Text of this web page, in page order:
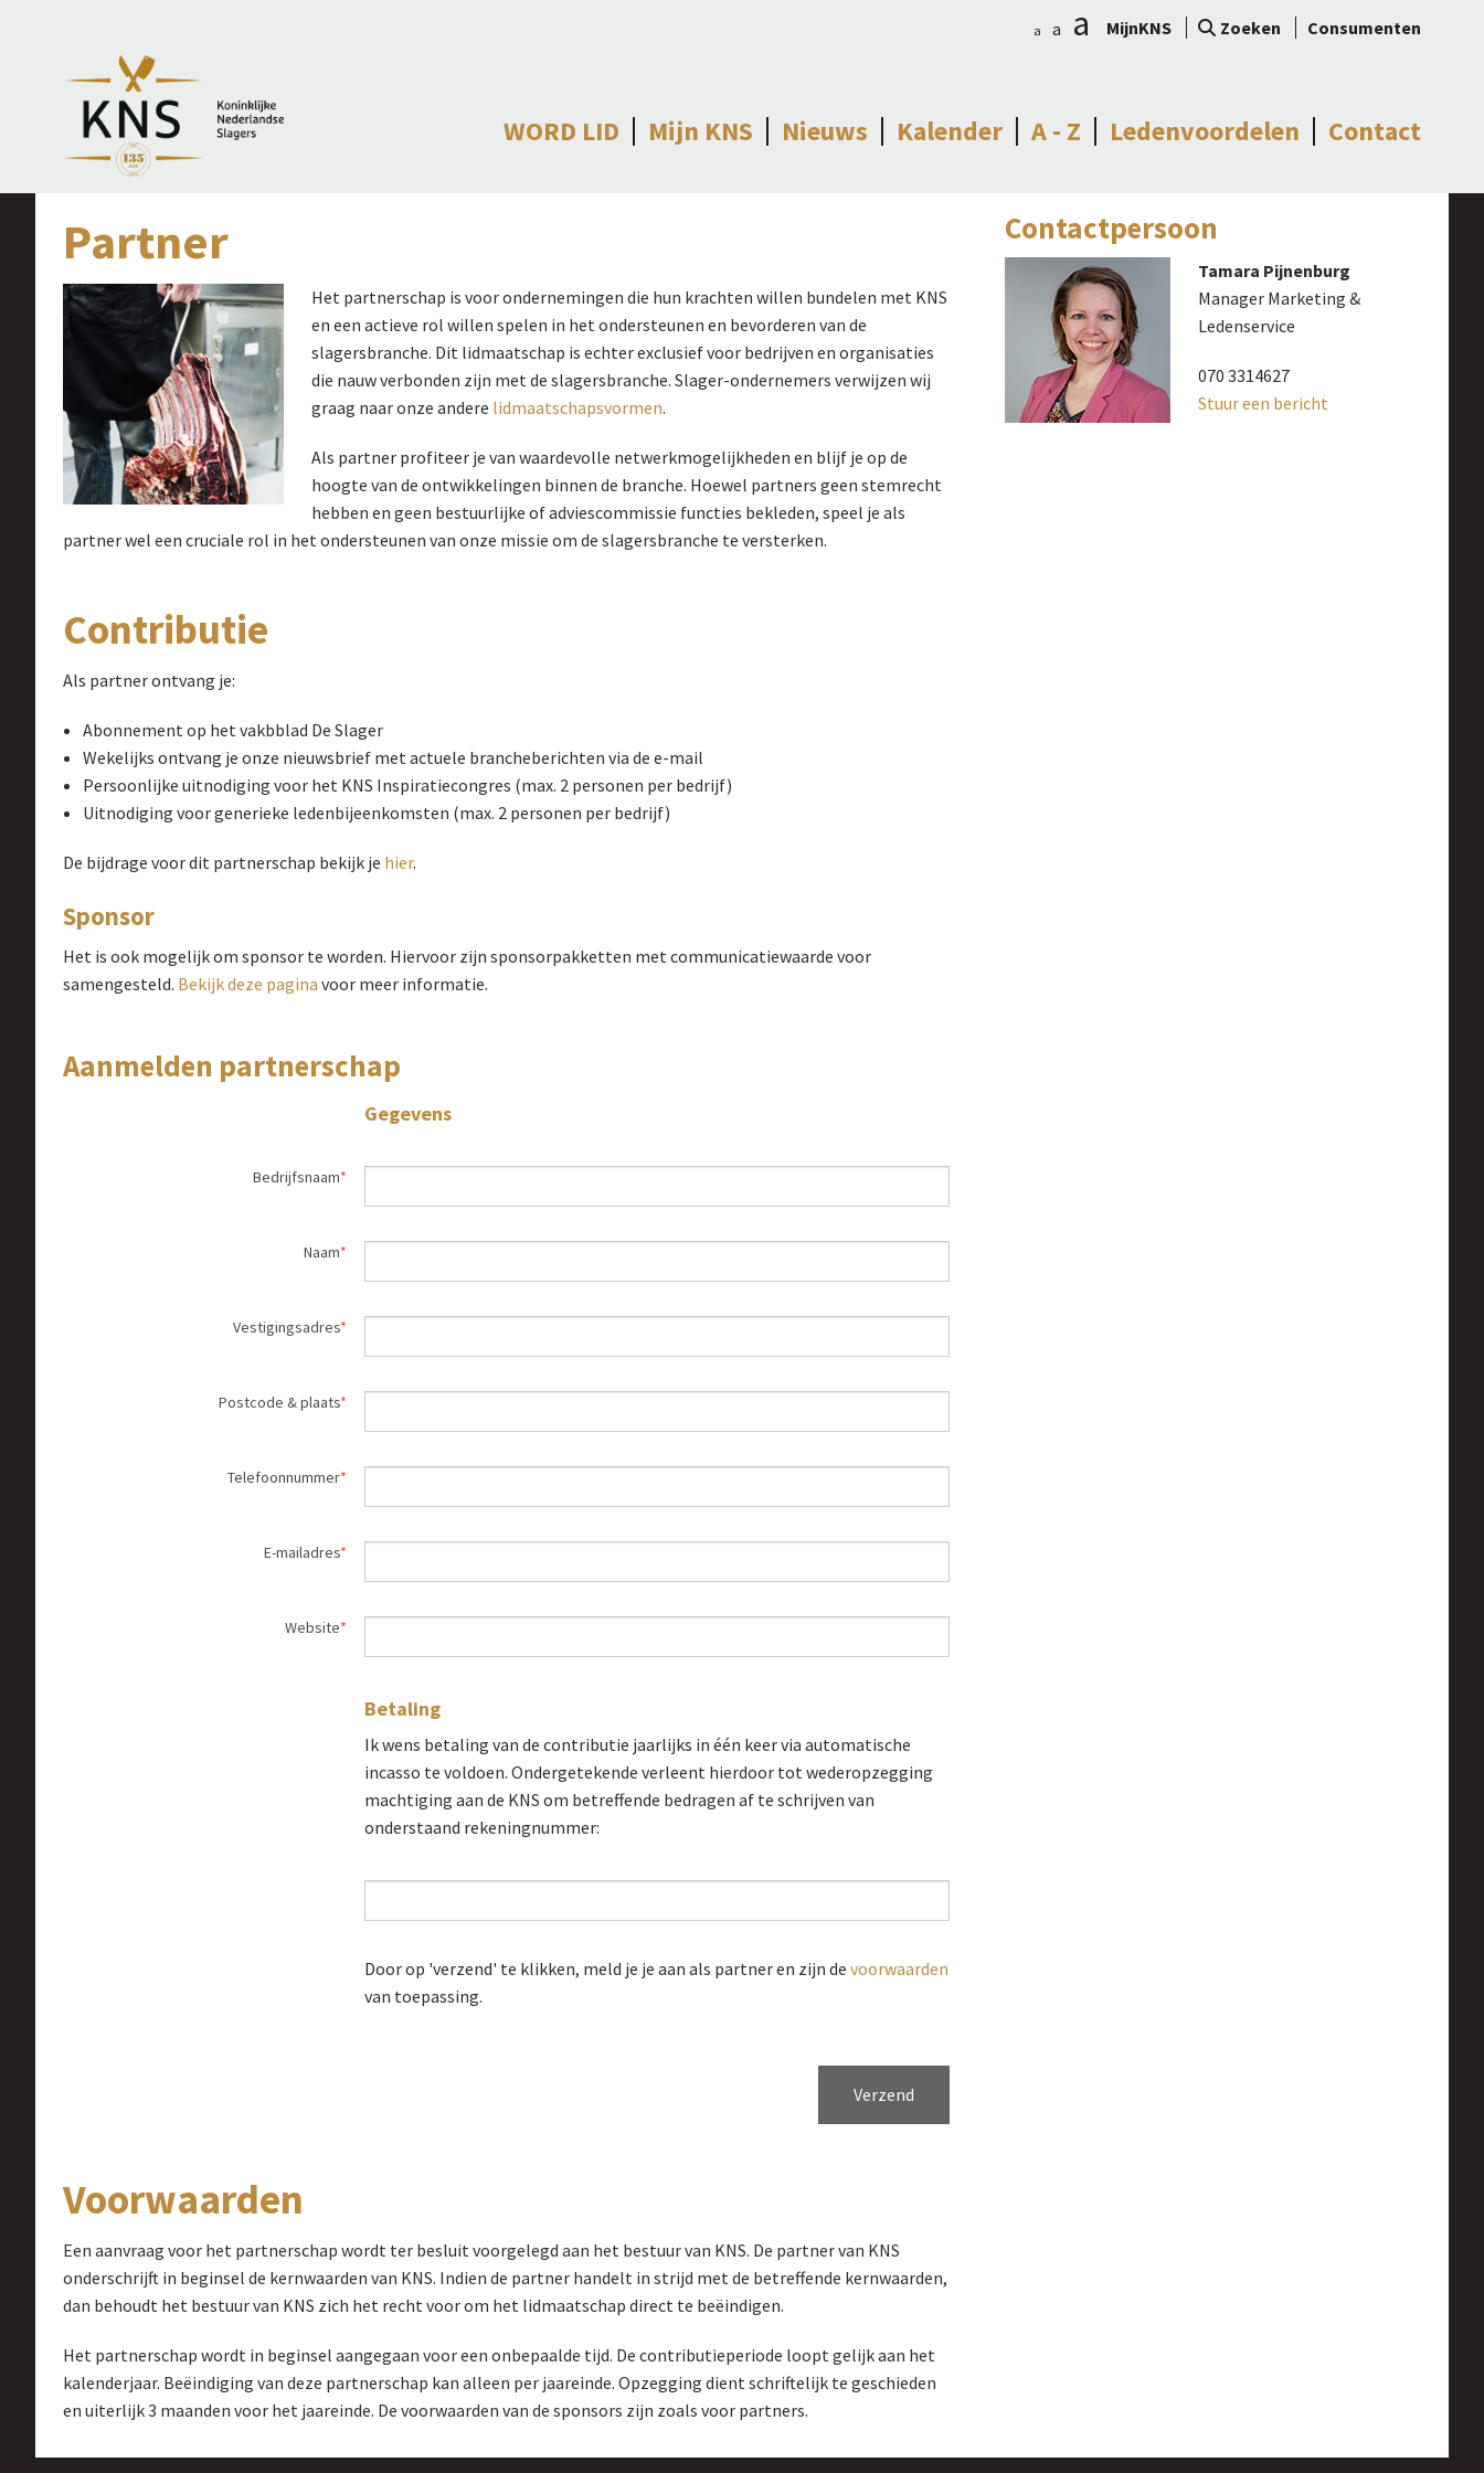
a a a MijnKNS Zoeken Consumenten
WORD LID Mijn KNS Nieuws Kalender A - Z Ledenvoordelen Contact
Partner
Het partnerschap is voor ondernemingen die hun krachten willen bundelen met KNS
en een actieve rol willen spelen in het ondersteunen en bevorderen van de
slagersbranche. Dit lidmaatschap is echter exclusief voor bedrijven en organisaties
die nauw verbonden zijn met de slagersbranche. Slager-ondernemers verwijzen wij
graag naar onze andere lidmaatschapsvormen.
Als partner profiteer je van waardevolle netwerkmogelijkheden en blijf je op de
hoogte van de ontwikkelingen binnen de branche. Hoewel partners geen stemrecht
hebben en geen bestuurlijke of adviescommissie functies bekleden, speel je als
partner wel een cruciale rol in het ondersteunen van onze missie om de slagersbranche te versterken.
Contributie
Als partner ontvang je:
Abonnement op het vakbblad De Slager
Wekelijks ontvang je onze nieuwsbrief met actuele brancheberichten via de e-mail
Persoonlijke uitnodiging voor het KNS Inspiratiecongres (max. 2 personen per bedrijf)
Uitnodiging voor generieke ledenbijeenkomsten (max. 2 personen per bedrijf)
De bijdrage voor dit partnerschap bekijk je hier.
Sponsor
Het is ook mogelijk om sponsor te worden. Hiervoor zijn sponsorpakketten met communicatiewaarde voor
samengesteld. Bekijk deze pagina voor meer informatie.
Aanmelden partnerschap
Gegevens
Bedrijfsnaam
Naam
Vestigingsadres
Postcode & plaats
Telefoonnummer
E-mailadres
Website
Betaling
Ik wens betaling van de contributie jaarlijks in één keer via automatische
incasso te voldoen. Ondergetekende verleent hierdoor tot wederopzegging
machtiging aan de KNS om betreffende bedragen af te schrijven van
onderstaand rekeningnummer:
Door op 'verzend' te klikken, meld je je aan als partner en zijn devoorwaarden
van toepassing.
Verzend
Voorwaarden
Een aanvraag voor het partnerschap wordt ter besluit voorgelegd aan het bestuur van KNS. De partner van KNS
onderschrijft in beginsel de kernwaarden van KNS. Indien de partner handelt in strijd met de betreffende kernwaarden,
dan behoudt het bestuur van KNS zich het recht voor om het lidmaatschap direct te beëindigen.
Het partnerschap wordt in beginsel aangegaan voor een onbepaalde tijd. De contributieperiode loopt gelijk aan het
kalenderjaar. Beëindiging van deze partnerschap kan alleen per jaareinde. Opzegging dient schriftelijk te geschieden
en uiterlijk 3 maanden voor het jaareinde. De voorwaarden van de sponsors zijn zoals voor partners.
Contactpersoon
Tamara Pijnenburg
Manager Marketing &
Ledenservice
070 3314627
Stuur een bericht